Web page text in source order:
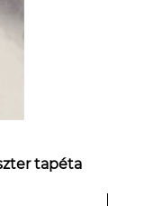
tapéta